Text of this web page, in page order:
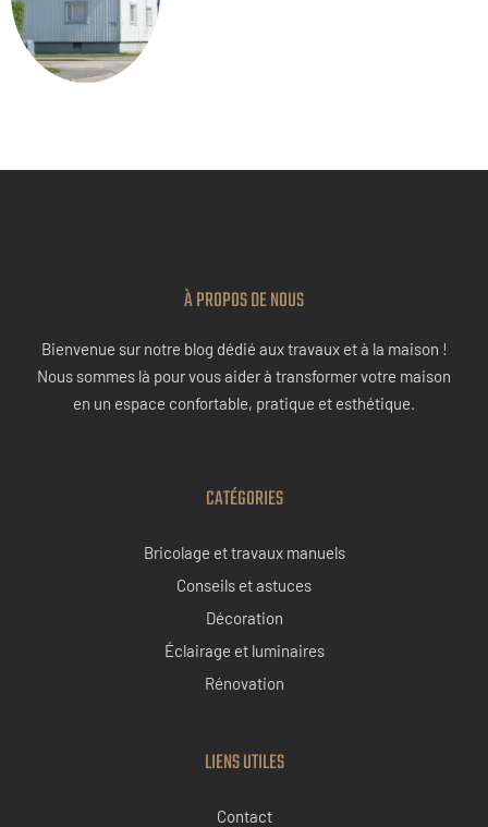
À PROPOS DE NOUS
Bienvenue sur notre blog dédié aux travaux et à la maison !
Nous sommes là pour vous aider à transformer votre maison
en un espace confortable, pratique et esthétique.
CATÉGORIES
Bricolage et travaux manuels
Conseils et astuces
Décoration
Éclairage et luminaires
Rénovation
LIENS UTILES
Contact